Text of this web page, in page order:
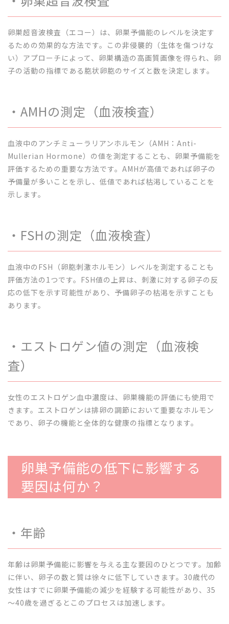
卵巣超音波検査（エコー）は、卵巣予備能のレベルを決定す
るための効果的な方法です。この非侵襲的（生体を傷つけな
い）アプローチによって、卵巣構造の高画質画像を得られ、卵
子の活動の指標である胞状卵胞のサイズと数を決定します。
・AMHの測定（血液検査）
血液中のアンチミューラリアンホルモン（AMH：Anti-
Mullerian Hormone）の値を測定することも、卵巣予備能を
評価するための重要な方法です。AMHが高値であれば卵子の
予備量が多いことを示し、低値であれば枯渇していることを
示します。
・FSHの測定（血液検査）
血液中のFSH（卵胞刺激ホルモン）レベルを測定することも
評価方法の1つです。FSH値の上昇は、刺激に対する卵子の反
応の低下を示す可能性があり、予備卵子の枯渇を示すことも
あります。
・エストロゲン値の測定（血液検
査）
女性のエストロゲン血中濃度は、卵巣機能の評価にも使用で
きます。エストロゲンは排卵の調節において重要なホルモン
であり、卵子の機能と全体的な健康の指標となります。
卵巣予備能の低下に影響する
要因は何か？
・年齢
年齢は卵巣予備能に影響を与える主な要因のひとつです。加齢
に伴い、卵子の数と質は徐々に低下していきます。30歳代の
女性はすでに卵巣予備能の減少を経験する可能性があり、35
～40歳を過ぎるとこのプロセスは加速します。